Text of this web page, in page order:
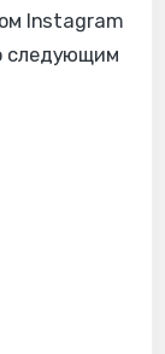
Instagram
следующим